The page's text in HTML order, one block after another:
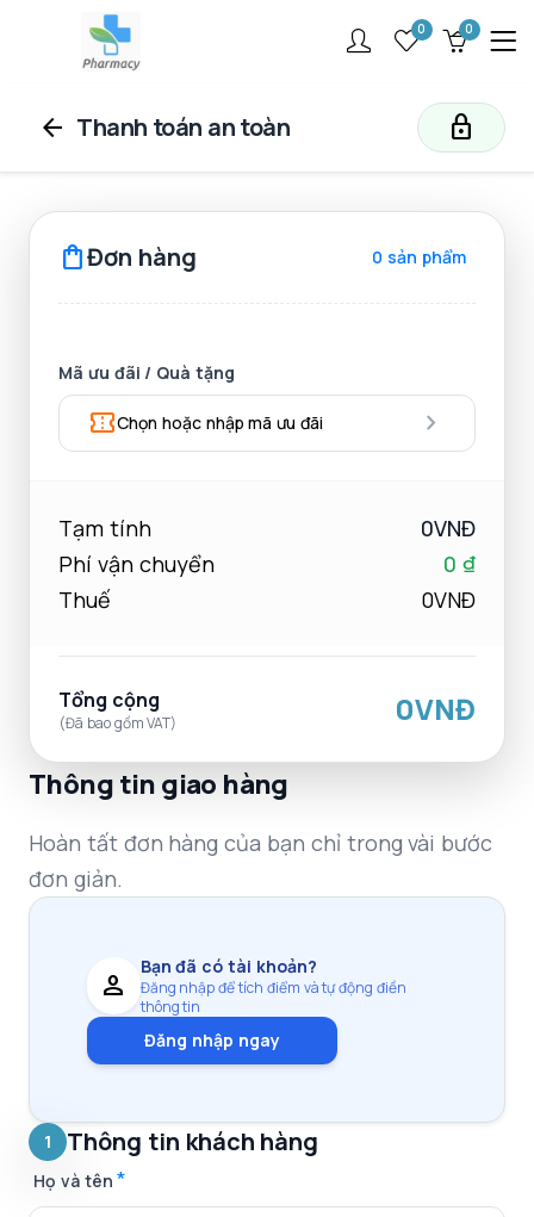
0 0
arrow_back Thanh toán an toàn lock
shopping_bagĐơn hàng 0 sản phẩm
Mã ưu đãi / Quà tặng
confirmation_numberChọn hoặc nhập mã ưu đãi chevron_right
Tạm tính
0VNĐ
Phí vận chuyển
0 ₫
Thuế
0VNĐ
Tổng cộng
(Đã bao gồm VAT) 0VNĐ
Thông tin giao hàng
Hoàn tất đơn hàng của bạn chỉ trong vài bước
đơn giản.
person
Bạn đã có tài khoản?
Đăng nhập để tích điểm và tự động điền
thông tin
Đăng nhập ngay
1 Thông tin khách hàng
Họ và tên*